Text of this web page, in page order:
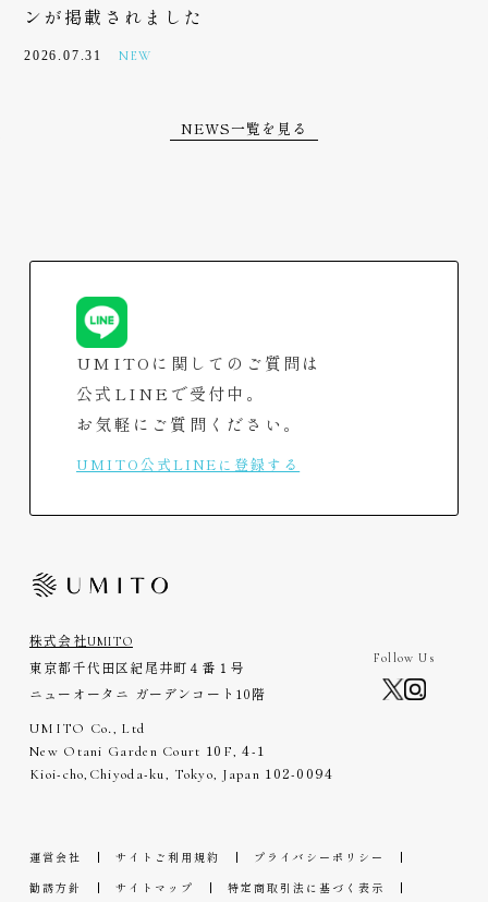
ンが掲載されました
2026.07.31 NEW
NEWS一覧を見る
Follow Us
株式会社UMITO
東京都千代田区紀尾井町４番１号
ニューオータニ ガーデンコート10階
UMITO Co., Ltd
New Otani Garden Court 10 F,4-1
Kioi-cho,Chiyoda-ku, Tokyo, Japan 102-0094
UMITOに関してのご質問は
公式LINEで受付中。
お気軽にご質問ください。
UMITO公式LINEに登録する
運営会社 サイトご利用規約
プライバシーポリシー
勧誘方針
サイトマップ 特定商取引法に基づく表示